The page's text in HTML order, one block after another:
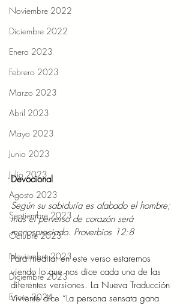
Noviembre 2022
Diciembre 2022
Enero 2023
Febrero 2023
Marzo 2023
Abril 2023
Mayo 2023
Junio 2023
Julio 2023
Agosto 2023
Septiembre 2023
Octubre 2023
Noviembre 2023
Diciembre 2023
Enero 2024
Devocional
Según su sabiduría es alabado el hombre;
más el perverso de corazón será
menospreciado. Proverbios 12:8
Para meditar en este verso estaremos
viendo lo que nos dice cada una de las
diferentes versiones. La Nueva Traducción
Viviente dice “La persona sensata gana